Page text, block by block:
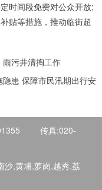
时间段免费对公众开放;
贴等措施，推动临街超
污井清掏工作
患 保障市民汛期出行安
传真:020-
沙,黄埔,萝岗,越秀,荔